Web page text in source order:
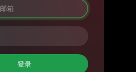
登录